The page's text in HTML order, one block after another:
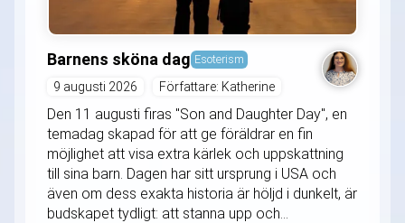
Barnens sköna dag Esoterism
9 augusti 2026 Författare: Katherine
Den 11 augusti firas "Son and Daughter Day", en
temadag skapad för att ge föräldrar en fin
möjlighet att visa extra kärlek och uppskattning
till sina barn. Dagen har sitt ursprung i USA och
även om dess exakta historia är höljd i dunkelt, är
budskapet tydligt: att stanna upp och...